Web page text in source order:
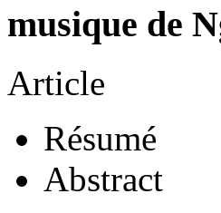
musique de
Article
Résumé
Abstract